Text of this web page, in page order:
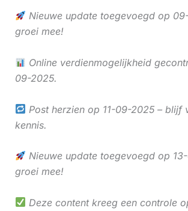
Nieuwe update toegevoegd op
groei mee!
Online verdienmogelijkheid
09-2025.
Post herzien op 11-09-2025 – blijf
kennis.
Nieuwe update toegevoegd op
groei mee!
Deze content kreeg een controle